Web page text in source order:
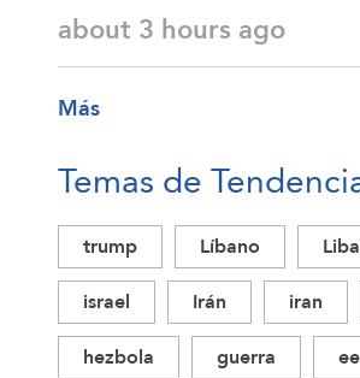
about 3 hours ago
Más
Temas de
trump Líbano
israel
Irán iran
hezbola
guerra